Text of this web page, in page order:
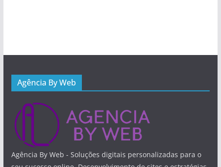
Agência By Web
Agência By Web - Soluções digitais personalizadas para o